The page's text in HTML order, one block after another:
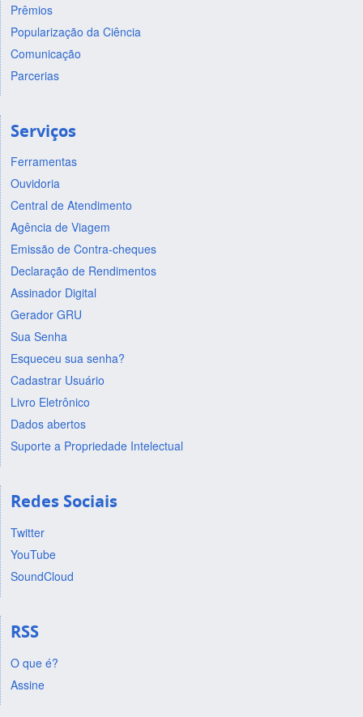
Prêmios
Popularização da Ciência
Comunicação
Parcerias
Serviços
Ferramentas
Ouvidoria
Central de Atendimento
Agência de Viagem
Emissão de Contra-cheques
Declaração de Rendimentos
Assinador Digital
Gerador GRU
Sua Senha
Esqueceu sua senha?
Cadastrar Usuário
Livro Eletrônico
Dados abertos
Suporte a Propriedade Intelectual
Redes Sociais
Twitter
YouTube
SoundCloud
RSS
O que é?
Assine